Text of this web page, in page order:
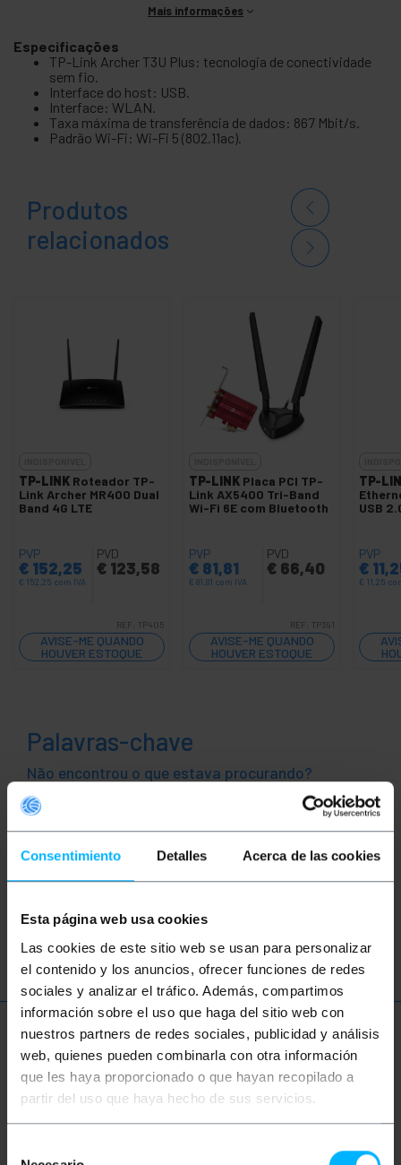
Consentimiento Detalles Acerca de las cookies
Esta página web usa cookies
Las cookies de este sitio web se usan para personalizar
el contenido y los anuncios, ofrecer funciones de redes
sociales y analizar el tráfico. Además, compartimos
información sobre el uso que haga del sitio web con
nuestros partners de redes sociales, publicidad y análisis
web, quienes pueden combinarla con otra información
que les haya proporcionado o que hayan recopilado a
partir del uso que haya hecho de sus servicios.
Mais informações
Especificações
TP-Link Archer T3U Plus: tecnologia de conectividade
sem fio.
Interface do host: USB.
Interface: WLAN.
Taxa máxima de transferência de dados: 867 Mbit/s.
Padrão Wi-Fi: Wi-Fi 5 (802.11ac).
Produtos
relacionados
TP-LINK Roteador TP-
Link Archer MR400 Dual
Band 4G LTE
PVP
€ 152,25
€ 152,25 com IVA
PVD
€123,58
REF: TP405
AVISE-ME QUANDO
HOUVER ESTOQUE
TP-LINK Placa PCI TP-
Link AX5400 Tri-Band
Wi-Fi 6E com Bluetooth
PVP
€ 81,81
€ 81,81 com IVA
PVD
€66,40
REF: TP391
AVISE-ME QUANDO
HOUVER ESTOQUE
TP-
USB
PVP
€
€ 11,25
Palavras-chave
Não encontrou o que estava procurando?
Este tópico pode ajudá-lo
Wi-Fi Ethernet Internet
Mais informações